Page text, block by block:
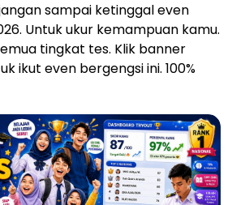
sampai ketinggal even
Untuk ukur kemampuan kamu.
tingkat tes. Klik banner
ikut even bergengsi ini. 100%